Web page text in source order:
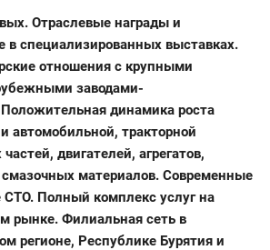
Отраслевые награды и
в специализированных выставках.
отношения с крупными
заводами-
динамика роста
автомобильной, тракторной
двигателей, агрегатов,
материалов. Современные
СТО. Полный комплекс услуг на
рынке. Филиальная сеть в
регионе, Республике Бурятия и